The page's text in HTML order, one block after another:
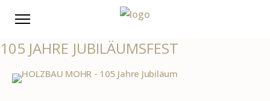
105 JAHRE JUBILÄUMSFEST